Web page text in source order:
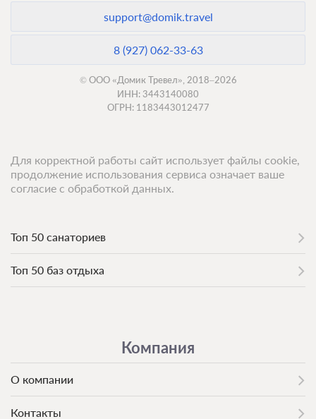
Стандарт номер в главном корпусе
Телевизор
Без питания
При отмене оплата не возвращается
составляет -1 руб.
Сменить кол-во гостей
support@domik.travel
8 (927) 062-33-63
© ООО «Домик Тревел», 2018–2026
ИНН: 3443140080
ОГРН: 1183443012477
Топ 50 санаториев
Топ 50 баз отдыха
Компания
О компании
Контакты
Для корректной работы сайт использует файлы cookie,
продолжение использования сервиса означает ваше
согласие с обработкой данных.